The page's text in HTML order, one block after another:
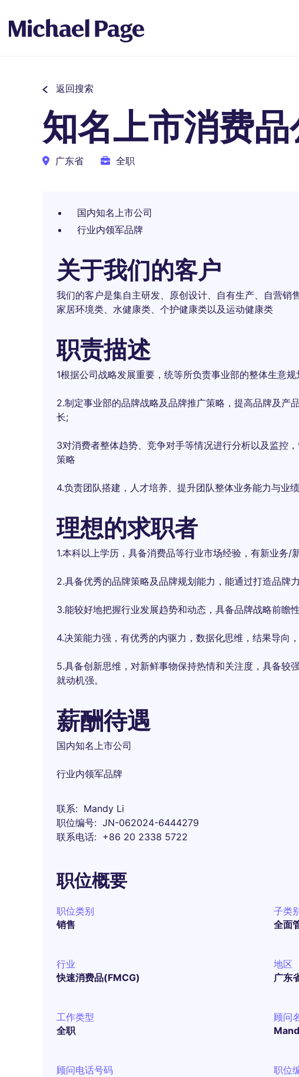
返回搜索
知名上市消费
广东省 全职
国内知名上市公司
行业内领军品牌
关于我们的客户
我们的客户是集自主研发、原创设计、自有生产、自营销
家居环境类、水健康类、个护健康类以及运动健康类
职责描述
1根据公司战略发展重要，统等所负责事业部的整体生意
2.制定事业部的品牌战略及品牌推广策略，提高品牌及产
长;
3对消费者整体趋势、竞争对手等情况进行分析以及监控
策略
4.负责团队搭建，人才培养、提升团队整体业务能力与业绩
理想的求职者
1.本科以上学历，具备消费品等行业市场经验，有新业务/
2.具备优秀的品牌策略及品牌规划能力，能通过打造品牌
3.能较好地把握行业发展趋势和动态，具备品牌战略前瞻性
4.决策能力强，有优秀的内驱力，数据化思维，结果导向
5.具备创新思维，对新鲜事物保持热情和关注度，具备较
就动机强。
薪酬待遇
国内知名上市公司
行业内领军品牌
联系
Mandy Li
职位编号
JN-062024-6444279
联系电话
+86 20 2338 5722
职位概要
职位类别
销售
子类
全面
行业
快速消费品(FMCG)
地区
广东
工作类型
全职
顾问
顾问电话号码
职位